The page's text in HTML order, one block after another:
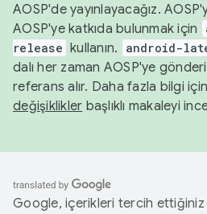
AOSP'de yayınlayacağız.
AOSP'ye katkıda bulunmak için
release kullanın. android-
dalı her zaman AOSP'ye
referans alır. Daha fazla bilgi
değişiklikler başlıklı makaleyi
Google, içerikleri tercih ettiğiniz